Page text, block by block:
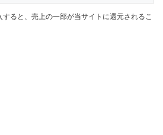
ると、売上の一部が当サイトに還元されるこ